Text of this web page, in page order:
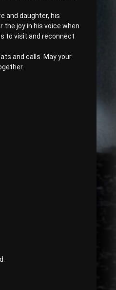
and daughter, his
the joy in his voice when
to visit and reconnect
and calls. May your